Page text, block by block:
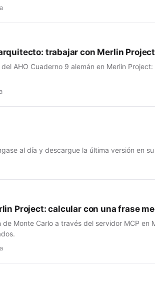
trabajar con Merlin
AHO Cuaderno 9 alemán en Merlin
al día y descargue la última versión en
Project: calcular con una frase
Monte Carlo a través del servidor MCP